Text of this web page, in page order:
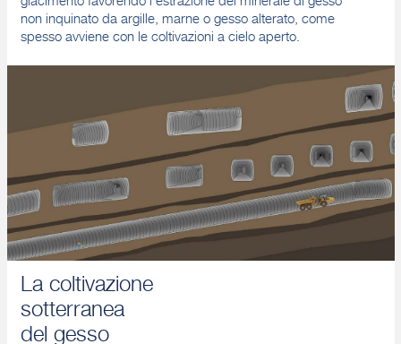
non inquinato da argille, marne o gesso alterato, come
spesso avviene con le coltivazioni a cielo aperto.
La coltivazione
sotterranea
del gesso